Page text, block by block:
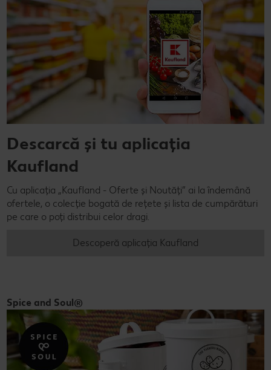
Descarcă și tu aplicația
Kaufland
Cu aplicația „Kaufland - Oferte și Noutăți” ai la îndemână
ofertele, o colecție bogată de rețete și lista de cumpărături
pe care o poți distribui celor dragi.
Descoperă aplicația Kaufland
Spice and Soul®